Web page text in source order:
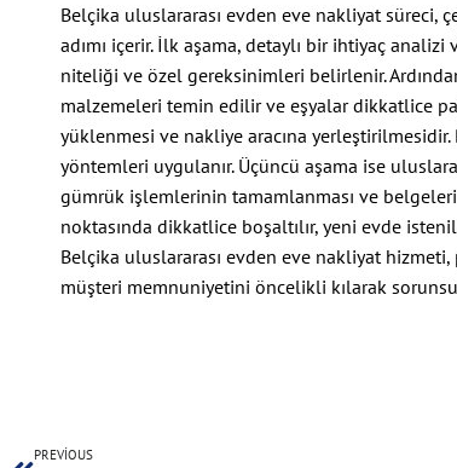
Belçika uluslararası evden eve nakliyat
adımı içerir. İlk aşama, detaylı bir ihtiyaç analizi
niteliği ve özel gereksinimleri belirlenir.
malzemeleri temin edilir ve eşyalar dikkatlice
yüklenmesi ve nakliye aracına
yöntemleri uygulanır. Üçüncü aşama ise
gümrük işlemlerinin tamamlanması ve
noktasında dikkatlice boşaltılır, yeni evde
Belçika uluslararası evden eve nakliyat hizmeti,
müşteri memnuniyetini öncelikli kılarak
PREVIOUS